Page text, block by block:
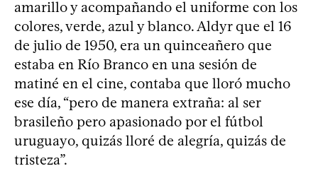
amarillo y acompañando el uniforme con los
colores, verde, azul y blanco. Aldyr que el 16
de julio de 1950, era un quinceañero que
estaba en Río Branco en una sesión de
matiné en el cine, contaba que lloró mucho
ese día, “pero de manera extraña: al ser
brasileño pero apasionado por el fútbol
uruguayo, quizás lloré de alegría, quizás de
tristeza”.